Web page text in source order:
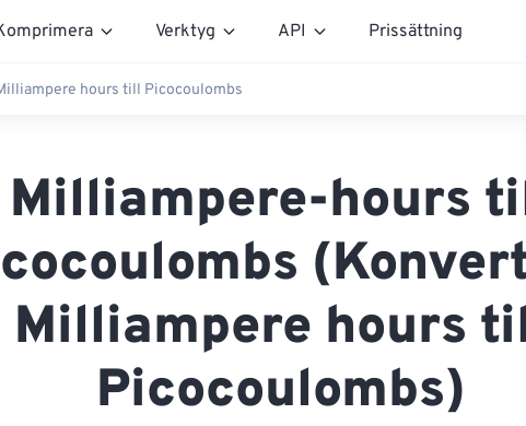
Verktyg API Prissättning
hours till Picocoulombs
Milliampere-hours
Milliampere hours
Picocoulombs)